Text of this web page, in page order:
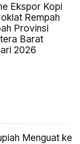
Ekspor Kopi
Rempah
Provinsi
Barat
2026
Menguat ke